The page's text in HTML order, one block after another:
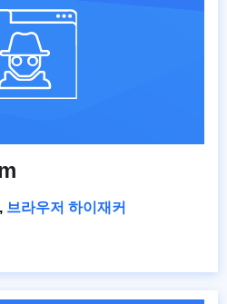
, 브라우저 하이재커